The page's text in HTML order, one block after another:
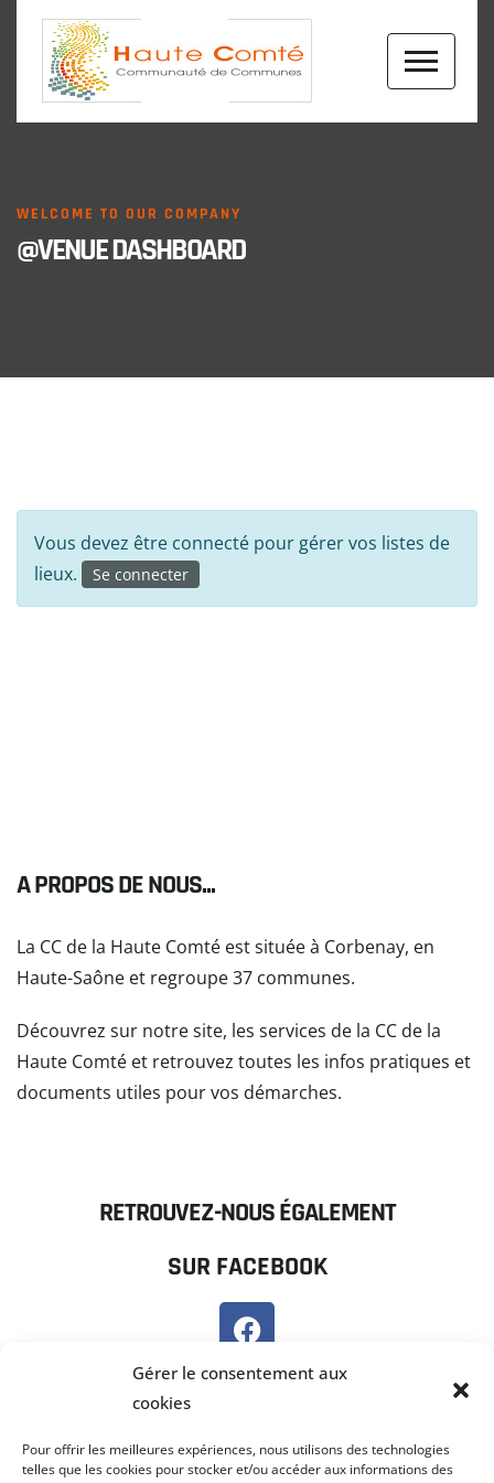
Gérer le consentement aux
cookies
Pour offrir les meilleures expériences, nous utilisons des technologies
telles que les cookies pour stocker et/ou accéder aux informations des
WELCOME TO OUR COMPANY
@VENUE DASHBOARD
Vous devez être connecté pour gérer vos listes de
lieux.
Se connecter
A PROPOS DE NOUS...
La CC de la Haute Comté est située à Corbenay, en
Haute-Saône et regroupe 37 communes.
Découvrez sur notre site, les services de la CC de la
Haute Comté et retrouvez toutes les infos pratiques et
documents utiles pour vos démarches.
RETROUVEZ-NOUS ÉGALEMENT
SUR FACEBOOK
SUR PANNEAU POCKET